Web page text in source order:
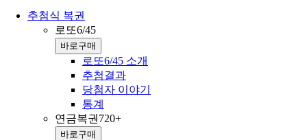
추첨식 복권
로또6/45
바로구매
로또6/45 소개
추첨결과
당첨자 이야기
통계
연금복권720+
바로구매